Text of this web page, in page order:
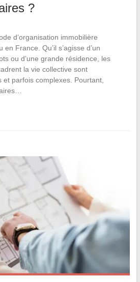
?
d’organisation immobilière
France. Qu’il s’agisse d’un
ou d’une grande résidence, les
la vie collective sont
parfois complexes. Pourtant,